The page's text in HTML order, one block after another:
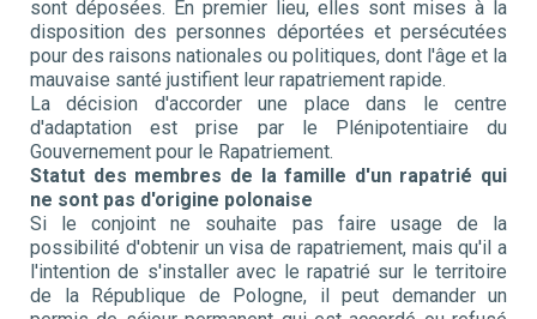
sont déposées. En premier lieu, elles sont mises à la
disposition des personnes déportées et persécutées
pour des raisons nationales ou politiques, dont l'âge et la
mauvaise santé justifient leur rapatriement rapide.
La décision d'accorder une place dans le centre
d'adaptation est prise par le Plénipotentiaire du
Gouvernement pour le Rapatriement.
Statut des membres de la famille d'un rapatrié qui
ne sont pas d'origine polonaise
Si le conjoint ne souhaite pas faire usage de la
possibilité d'obtenir un visa de rapatriement, mais qu'il a
l'intention de s'installer avec le rapatrié sur le territoire
de la République de Pologne, il peut demander un